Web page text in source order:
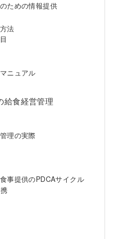
ための情報提供
法
ニュアル
食経営管理
理の実際
事提供のPDCAサイクル